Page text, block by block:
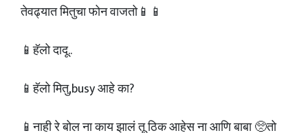
तेवढ्यात मितुचा फोन वाजतो📱📱
📱हॅलो दादू..
📱हॅलो मितु,busy आहे का?
📱नाही रे बोल ना काय झालं तू ठिक आहेस ना आणि बाबा 🥺तो